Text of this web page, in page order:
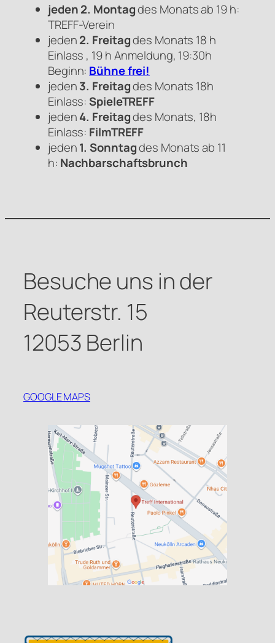
jeden 2. Montagdes Monats ab 19 h:
TREFF-Verein
jeden2. Freitagdes Monats 18 h
Einlass , 19 h Anmeldung, 19:30h
Beginn: Bühne frei!
jeden3. Freitagdes Monats 18h
Einlass:SpieleTREFF
jeden4. Freitagdes Monats, 18h
Einlass: FilmTREFF
jeden1. Sonntagdes Monats ab 11
h: Nachbarschaftsbrunch
Besuche uns in der
Reuterstr. 15
12053 Berlin
GOOGLE MAPS